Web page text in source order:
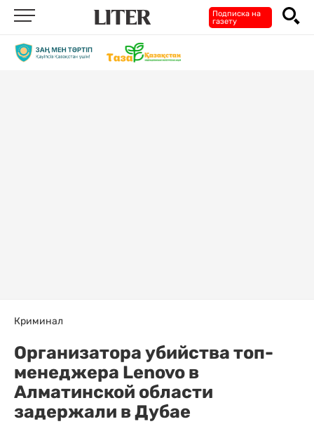
Подписка на
газету
Криминал
Организатора убийства топ-
менеджера Lenovo в
Алматинской области
задержали в Дубае